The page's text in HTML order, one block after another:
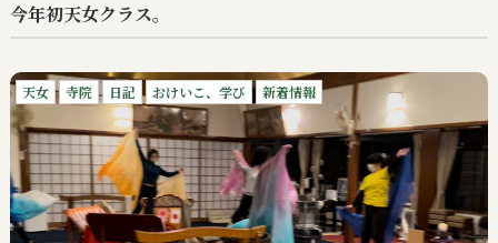
今年初天女クラス。
天女 寺院 日記 おけいこ、学び 新着情報